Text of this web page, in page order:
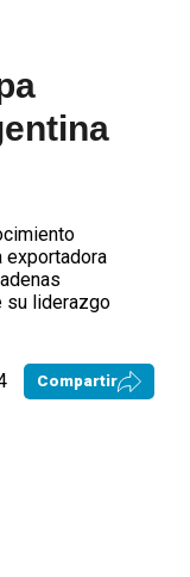
exportadora
su liderazgo
Compartir